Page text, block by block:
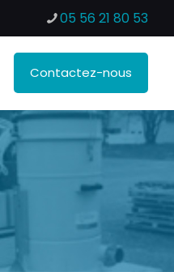
05 56 21 80 53
Contactez-nous